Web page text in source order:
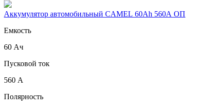
Аккумулятор автомобильный CAMEL 60Ah 560A ОП
Емкость
60 Ач
Пусковой ток
560 А
Полярность